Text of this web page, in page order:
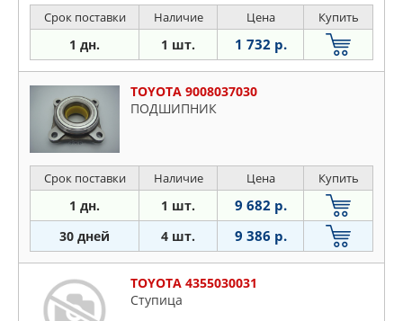
Срок поставки Наличие Цена Купить
1 дн. 1 шт. 1 732 р.
TOYOTA 9008037030
ПОДШИПНИК
Срок поставки Наличие Цена Купить
1 дн. 1 шт. 9 682 р.
30 дней 4 шт. 9 386 р.
TOYOTA 4355030031
Ступица